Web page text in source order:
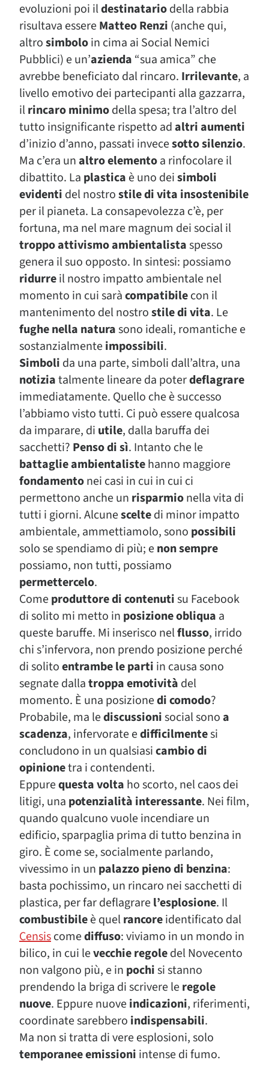
evoluzioni poi ildestinatariodella rabbia
risultava essereMatteo Renzi (anche qui,
altrosimboloin cima ai Social Nemici
Pubblici) e un’azienda “sua amica” che
avrebbe beneficiato dal rincaro. Irrilevante, a
livello emotivo dei partecipanti alla gazzarra,
ilrincaro minimodella spesa; tra l’altro del
tutto insignificante rispetto adaltri aumenti
d’inizio d’anno, passati invecesotto silenzio.
Ma c’era unaltro elementoa rinfocolare il
dibattito. La plastica è uno deisimboli
evidenti del nostrostile di vita insostenibile
per il pianeta. La consapevolezza c’è, per
fortuna, ma nel mare magnum dei social il
troppo attivismo ambientalistaspesso
genera il suo opposto. In sintesi: possiamo
ridurreil nostro impatto ambientale nel
momento in cui saràcompatibilecon il
mantenimento del nostrostile di vita. Le
fughe nella naturasono ideali, romantiche e
sostanzialmenteimpossibili.
Simboli da una parte, simboli dall’altra, una
notiziatalmente lineare da poterdeflagrare
immediatamente. Quello che è successo
l’abbiamo visto tutti. Ci può essere qualcosa
da imparare, di utile, dalla baruffa dei
sacchetti? Penso di sì. Intanto che le
battaglie ambientalistehanno maggiore
fondamentonei casi in cui in cui ci
permettono anche un risparmionella vita di
tutti i giorni. Alcunesceltedi minor impatto
ambientale, ammettiamolo, sono possibili
solo se spendiamo di più; enon sempre
possiamo, non tutti, possiamo
permettercelo.
Comeproduttore di contenutisu Facebook
di solito mi metto in posizione obliqua a
queste baruffe. Mi inserisco nelflusso, irrido
chi s’infervora, non prendo posizione perché
di solitoentrambe le parti in causa sono
segnate dallatroppa emotività del
momento. È una posizionedi comodo?
Probabile, ma lediscussionisocial sonoa
scadenza, infervorate edifficilmentesi
concludono in un qualsiasicambio di
opinionetra i contendenti.
Eppurequesta volta ho scorto, nel caos dei
litigi, una potenzialità interessante. Nei film,
quando qualcuno vuole incendiare un
edificio, sparpaglia prima di tutto benzina in
giro. È come se, socialmente parlando,
vivessimo in un palazzo pieno di benzina:
basta pochissimo, un rincaro nei sacchetti di
plastica, per far deflagrarel’esplosione. Il
combustibileè quelrancoreidentificato dal
Censiscomediffuso: viviamo in un mondo in
bilico, in cui levecchie regoledel Novecento
non valgono più, e in pochisi stanno
prendendo la briga di scrivere leregole
nuove. Eppure nuoveindicazioni, riferimenti,
coordinate sarebbero indispensabili.
Ma non si tratta di vere esplosioni, solo
temporanee emissioni intense di fumo.